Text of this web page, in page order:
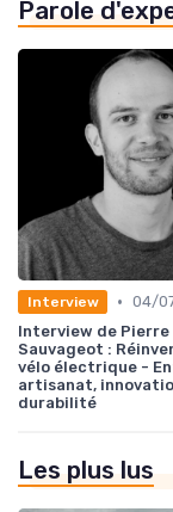
Parole
Interview • 04/
Interview de Pierre
Sauvageot :
vélo électrique -
artisanat,
durabilité
Les plus lus